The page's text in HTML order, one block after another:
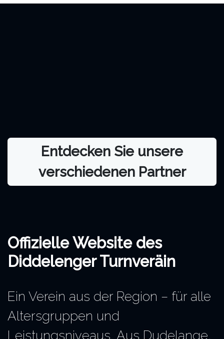
Entdecken Sie unsere
verschiedenen Partner
Offizielle Website des
Diddelenger Turnveräin
Ein Verein aus der Region – für alle
Altersgruppen und
Leistungsniveaus. Aus Dudelange,